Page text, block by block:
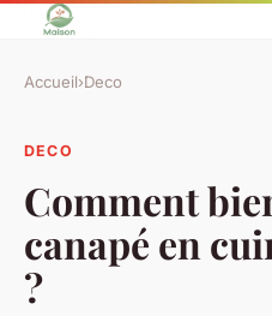
Accueil›Deco
DECO
Comment
canapé en
?